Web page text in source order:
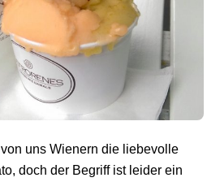
uns Wienern die liebevolle
doch der Begriff ist leider ein